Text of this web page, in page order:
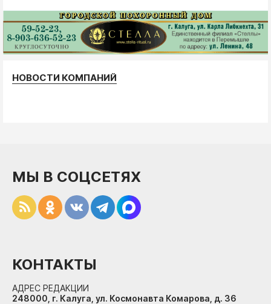
НОВОСТИ КОМПАНИЙ
МЫ В СОЦСЕТЯХ
КОНТАКТЫ
АДРЕС РЕДАКЦИИ
248000, г. Калуга, ул. Космонавта Комарова, д. 36